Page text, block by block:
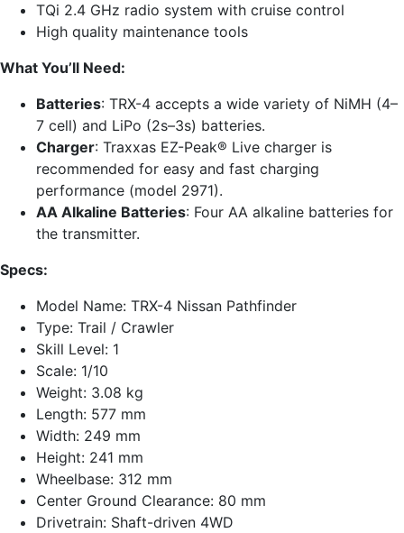
TQi 2.4 GHz radio system with cruise control
High quality maintenance tools
What You’ll Need:
Batteries: TRX-4 accepts a wide variety of NiMH (4–
7 cell) and LiPo (2s–3s) batteries.
Charger: Traxxas EZ-Peak® Live charger is
recommended for easy and fast charging
performance (model 2971).
AA Alkaline Batteries: Four AA alkaline batteries for
the transmitter.
Specs:
Model Name: TRX-4 Nissan Pathfinder
Type: Trail / Crawler
Skill Level: 1
Scale: 1/10
Weight: 3.08 kg
Length: 577 mm
Width: 249 mm
Height: 241 mm
Wheelbase: 312 mm
Center Ground Clearance: 80 mm
Drivetrain: Shaft-driven 4WD